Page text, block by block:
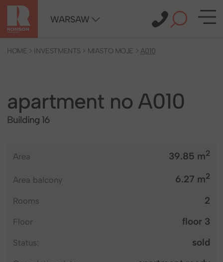
WARSAW
HOME > INVESTMENTS > MIASTO MOJE > A010
apartment no A010
Building 16
area 39.85 m2
Area balcony 6.27 m2
floor floor 3
rooms 2
Status sold